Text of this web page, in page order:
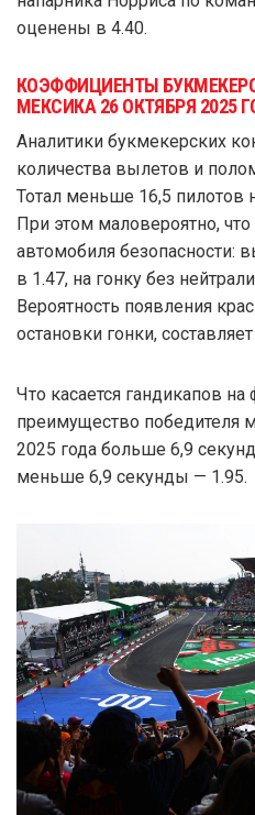
оценены в 4.40.
КОЭФФИЦИЕНТЫ
МЕКСИКА 26 ОКТЯБРЯ 2025
Аналитики букмекерских
количества вылетов и
Тотал меньше 16,5 пилотов
При этом маловероятно, что
автомобиля безопасности:
в 1.47, на гонку без
Вероятность появления
остановки гонки,
Что касается гандикапов
преимущество победителя
2025 года больше 6,9
меньше 6,9 секунды — 1.95.